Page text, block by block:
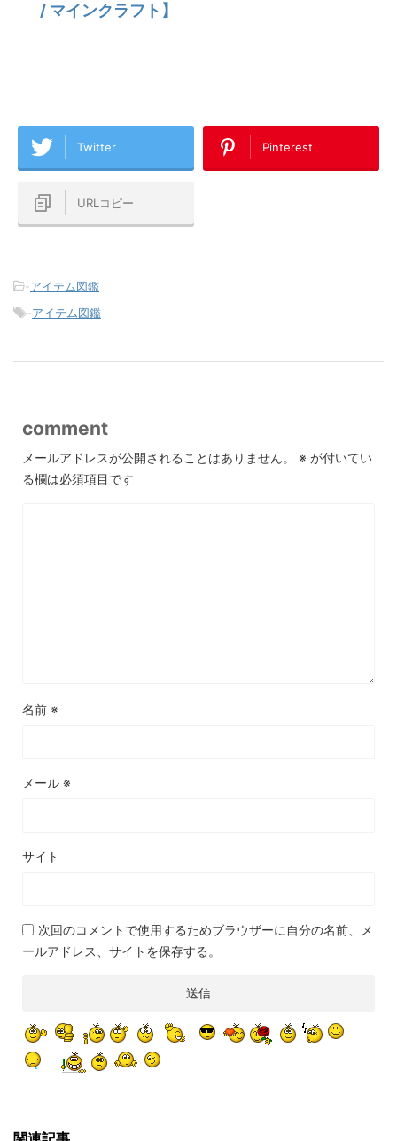
/ マインクラフト】
Twitter Pinterest
URLコピー
-アイテム図鑑
-アイテム図鑑
comment
メールアドレスが公開されることはありません。 ※ が付いてい
る欄は必須項目です
名前 ※
メール ※
サイト
次回のコメントで使用するためブラウザーに自分の名前、メ
ールアドレス、サイトを保存する。